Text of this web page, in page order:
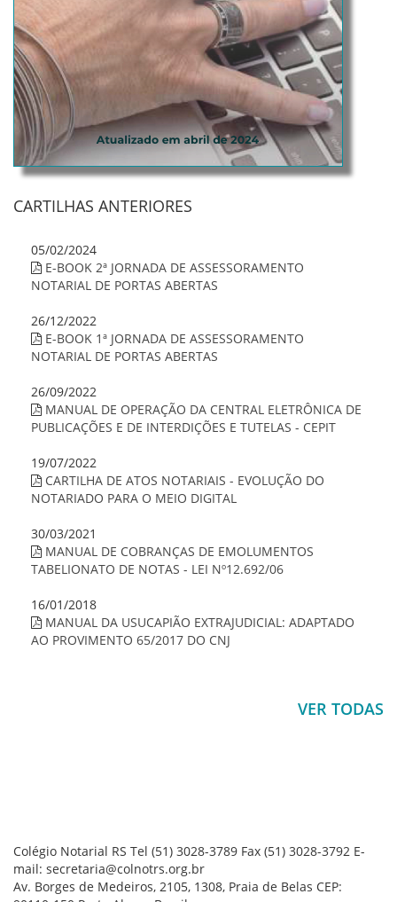
CARTILHAS ANTERIORES
05/02/2024
E-BOOK 2ª JORNADA DE ASSESSORAMENTO
NOTARIAL DE PORTAS ABERTAS
26/12/2022
E-BOOK 1ª JORNADA DE ASSESSORAMENTO
NOTARIAL DE PORTAS ABERTAS
26/09/2022
MANUAL DE OPERAÇÃO DA CENTRAL ELETRÔNICA DE
PUBLICAÇÕES E DE INTERDIÇÕES E TUTELAS - CEPIT
19/07/2022
CARTILHA DE ATOS NOTARIAIS - EVOLUÇÃO DO
NOTARIADO PARA O MEIO DIGITAL
30/03/2021
MANUAL DE COBRANÇAS DE EMOLUMENTOS
TABELIONATO DE NOTAS - LEI Nº12.692/06
16/01/2018
MANUAL DA USUCAPIÃO EXTRAJUDICIAL: ADAPTADO
AO PROVIMENTO 65/2017 DO CNJ
VER TODAS
Colégio Notarial RS Tel (51) 3028-3789 Fax (51) 3028-3792 E-
mail: secretaria@colnotrs.org.br
Av. Borges de Medeiros, 2105, 1308, Praia de Belas CEP: